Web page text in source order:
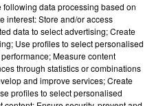
de 5 ans, le chien s'est
l'enfant vendredi soir. Une
grand-père censé garder
il se rend compte que le
en même temps que le
à se demander qu'est ce
following data processing based on
interest: Store and/or access
data to select advertising; Create
Use profiles to select personalised
Measure content
through statistics or combinations
and improve services; Create
profiles to select personalised